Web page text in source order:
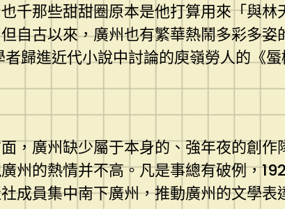
千那些甜甜圈原本是他打算用來「與
自古以來，廣州也有繁華熱鬧多彩多
歸進近代小說中討論的庾嶺勞人的《
，廣州缺少屬于本身的、強年夜的創
州的熱情并不高。凡是事總有破例，
成員集中南下廣州，推動廣州的文學表